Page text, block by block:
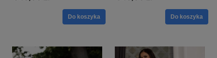
Do koszyka Do koszyka